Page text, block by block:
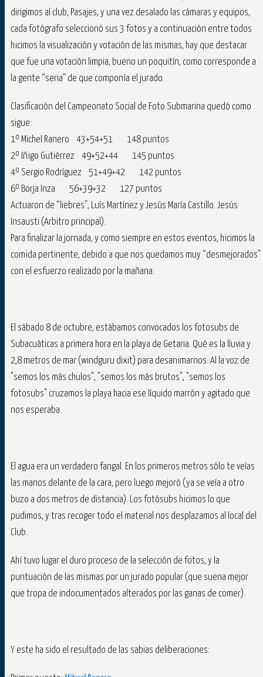
dirigimos al club, Pasajes, y una vez desalado las cámaras y equipos,
cada fotógrafo seleccionó sus 3 fotos y a continuación entre todos
hicimos la visualización y votación de las mismas, hay que destacar
que fue una votación limpia, bueno un poquitín, como corresponde a
la gente “seria” de que componía el jurado.
Clasificación del Campeonato Social de Foto Submarina quedó como
sigue:
1º Michel Ranero 43+54+51 148 puntos
2º Iñigo Gutiérrez 49+52+44 145 puntos
4º Sergio Rodríguez 51+49+42 142 puntos
6º Borja Inza 56+39+32 127 puntos
Actuaron de “liebres”, Luís Martínez y Jesús María Castillo. Jesús
Insausti (Arbitro principal).
Para finalizar la jornada, y como siempre en estos eventos, hicimos la
comida pertinente, debido a que nos quedamos muy “desmejorados”
con el esfuerzo realizado por la mañana.
El sábado 8 de octubre, estábamos convocados los fotosubs de
Subacuáticas a primera hora en la playa de Getaria. Qué es la lluvia y
2,8 metros de mar (windguru dixit) para desanimarnos. Al la voz de
"semos los más chulos", "semos los más brutos", "semos los
fotosubs" cruzamos la playa hacia ese líquido marrón y agitado que
nos esperaba.
El agua era un verdadero fangal. En los primeros metros sólo te veías
las manos delante de la cara, pero luego mejoró (ya se veía a otro
buzo a dos metros de distancia). Los fotósubs hicimos lo que
pudimos, y tras recoger todo el material nos desplazamos al local del
Club.
Ahí tuvo lugar el duro proceso de la selección de fotos, y la
puntuación de las mismas por un jurado popular (que suena mejor
que tropa de indocumentados alterados por las ganas de comer).
Y este ha sido el resultado de las sabias deliberaciones: